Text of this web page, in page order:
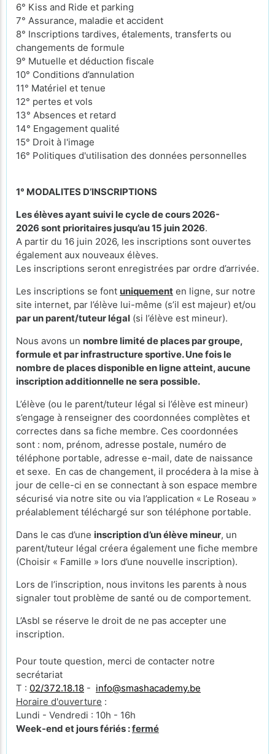
6° Kiss and Ride et parking
7° Assurance, maladie et accident
8° Inscriptions tardives, étalements, transferts ou
changements de formule
9° Mutuelle et déduction fiscale
10° Conditions d’annulation
11° Matériel et tenue
12° pertes et vols
13° Absences et retard
14° Engagement qualité
15° Droit à l'image
16° Politiques d'utilisation des données personnelles
1° MODALITES D’INSCRIPTIONS
Les élèves ayant suivi le cycle de cours 2026-
2026 sont prioritaires jusqu’au 15 juin 2026.
A partir du 16 juin 2026, les inscriptions sont ouvertes
également aux nouveaux élèves.
Les inscriptions seront enregistrées par ordre d’arrivée.
Les inscriptions se font uniquement en ligne, sur notre
site internet, par l’élève lui-même (s’il est majeur) et/ou
par un parent/tuteur légal (si l’élève est mineur).
Nous avons un nombre limité de places par groupe,
formule et par infrastructure sportive. Une fois le
nombre de places disponible en ligne atteint, aucune
inscription additionnelle ne sera possible.
L’élève (ou le parent/tuteur légal si l’élève est mineur)
s’engage à renseigner des coordonnées complètes et
correctes dans sa fiche membre. Ces coordonnées
sont : nom, prénom, adresse postale, numéro de
téléphone portable, adresse e-mail, date de naissance
et sexe. En cas de changement, il procédera à la mise à
jour de celle-ci en se connectant à son espace membre
sécurisé via notre site ou via l’application « Le Roseau »
préalablement téléchargé sur son téléphone portable.
Dans le cas d’une inscription d’un élève mineur, un
parent/tuteur légal créera également une fiche membre
(Choisir « Famille » lors d’une nouvelle inscription).
Lors de l’inscription, nous invitons les parents à nous
signaler tout problème de santé ou de comportement.
L’Asbl se réserve le droit de ne pas accepter une
inscription.
Pour toute question, merci de contacter notre
secrétariat
T : 02/372.18.18 - info@smashacademy.be
Horaire d'ouverture :
Lundi - Vendredi : 10h - 16h
Week-end et jours fériés :fermé